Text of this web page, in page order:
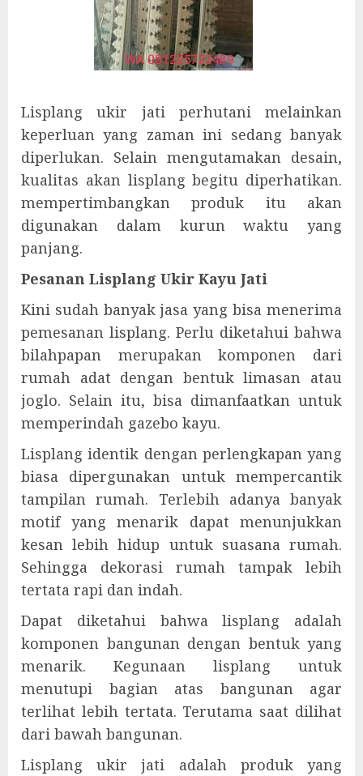
Lisplang ukir jati perhutani melainkan
keperluan yang zaman ini sedang banyak
diperlukan. Selain mengutamakan desain,
kualitas akan lisplang begitu diperhatikan.
mempertimbangkan produk itu akan
digunakan dalam kurun waktu yang
panjang.
Pesanan Lisplang Ukir Kayu Jati
Kini sudah banyak jasa yang bisa menerima
pemesanan lisplang. Perlu diketahui bahwa
bilahpapan merupakan komponen dari
rumah adat dengan bentuk limasan atau
joglo. Selain itu, bisa dimanfaatkan untuk
memperindah gazebo kayu.
Lisplang identik dengan perlengkapan yang
biasa dipergunakan untuk mempercantik
tampilan rumah. Terlebih adanya banyak
motif yang menarik dapat menunjukkan
kesan lebih hidup untuk suasana rumah.
Sehingga dekorasi rumah tampak lebih
tertata rapi dan indah.
Dapat diketahui bahwa lisplang adalah
komponen bangunan dengan bentuk yang
menarik. Kegunaan lisplang untuk
menutupi bagian atas bangunan agar
terlihat lebih tertata. Terutama saat dilihat
dari bawah bangunan.
Lisplang ukir jati adalah produk yang